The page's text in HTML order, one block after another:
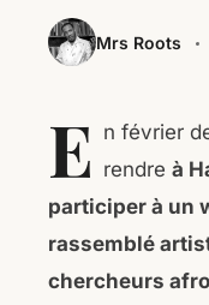
Mrs Roots
E n février
rendre à
participer à un
rassemblé
chercheurs